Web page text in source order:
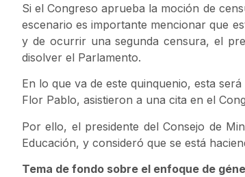
Si el Congreso aprueba la moción de
escenario es importante mencionar que
y de ocurrir una segunda censura, el
disolver el Parlamento.
En lo que va de este quinquenio, esta
Flor Pablo, asistieron a una cita en el
Por ello, el presidente del Consejo de
Educación, y consideró que se está
Tema de fondo sobre el enfoque de